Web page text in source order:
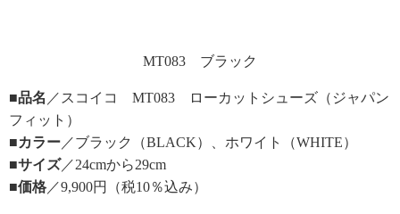
MT083 ブラック
■品名 ／スコイコ MT083 ローカットシューズ（ジャパン
フィット）
■カラー ／ブラック（BLACK）、ホワイト（WHITE）
■サイズ／24cmから29cm
■価格 ／9,900円（税10％込み）